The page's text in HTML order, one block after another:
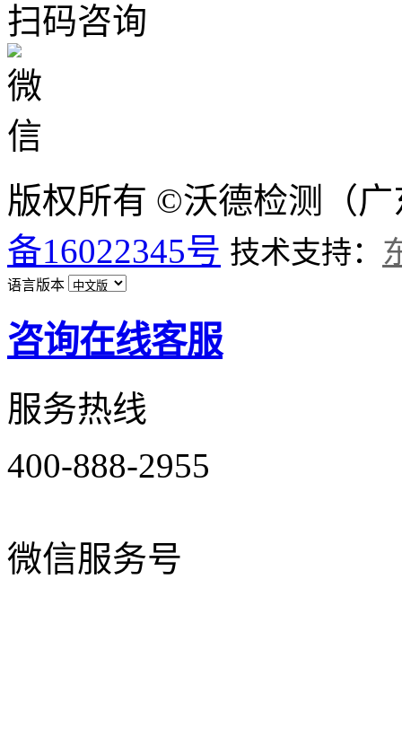
扫码咨询
版权所有 ©沃德检测（
备16022345号 技术支持：
语言版本
咨询在线客服
服务热线
400-888-2955
微信服务号